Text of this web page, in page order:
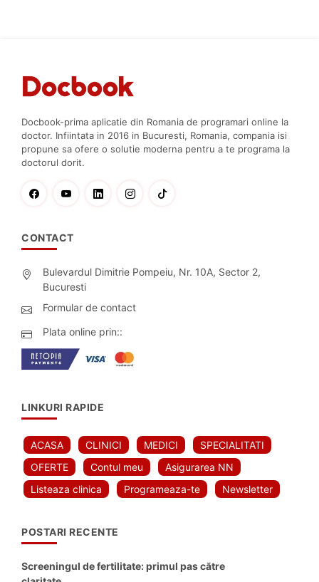
Docbook-prima aplicatie din Romania de programari online la
doctor. Infiintata in 2016 in Bucuresti, Romania, compania isi
propune sa ofere o solutie moderna pentru a te programa la
doctorul dorit.
CONTACT
Bulevardul Dimitrie Pompeiu, Nr. 10A, Sector 2,
Bucuresti
Formular de contact
Plata online prin::
LINKURI RAPIDE
ACASA CLINICI MEDICI
SPECIALITATI
OFERTE
Contul meu
Asigurarea NN
Listeaza clinica
Programeaza-te Newsletter
POSTARI RECENTE
Screeningul de fertilitate: primul pas către